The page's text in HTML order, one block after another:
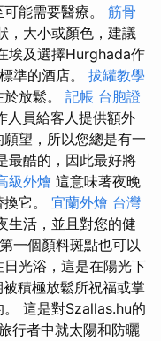
能需要醫療。 筋骨
，大小或顏色，建議
埃及選擇Hurghada作
準的酒店。 拔罐教學
放鬆。 記帳 台胞證
人員給客人提供額外
望，所以您總是有一
最酷的，因此最好將
級外燴 這意味著夜晚
它。 宜蘭外燴 台灣
生活，並且對您的健
一個顏料斑點也可以
光浴，這是在陽光下
積極放鬆所祝福或掌
這是對Szallas.hu的
行者中就太陽和防曬